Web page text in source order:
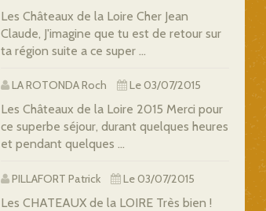
Les Châteaux de la Loire Cher Jean
Claude, J'imagine que tu est de retour sur
ta région suite a ce super ...
LA ROTONDA Roch Le 03/07/2015
Les Châteaux de la Loire 2015 Merci pour
ce superbe séjour, durant quelques heures
et pendant quelques ...
PILLAFORT Patrick Le 03/07/2015
Les CHATEAUX de la LOIRE Très bien !